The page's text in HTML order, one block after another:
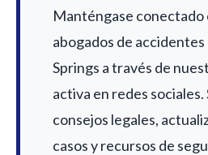
Manténgase conectado
abogados de
Springs a través de
activa en redes sociales.
consejos legales,
casos y recursos de